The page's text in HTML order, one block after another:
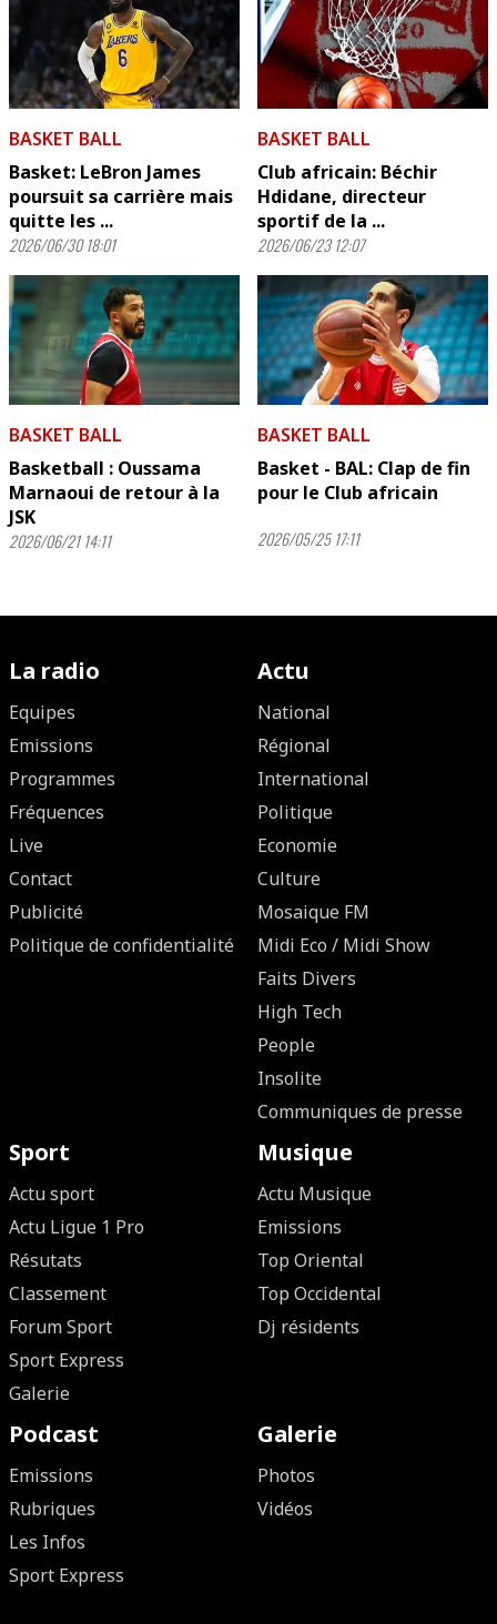
BASKET BALL
Basket: LeBron James
poursuit sa carrière mais
quitte les ...
2026/06/30 18:01
BASKET BALL
Club africain: Béchir
Hdidane, directeur
sportif de la ...
2026/06/23 12:07
BASKET BALL
Basketball : Oussama
Marnaoui de retour à la
JSK
2026/06/21 14:11
BASKET BALL
Basket - BAL: Clap de fin
pour le Club africain
2026/05/25 17:11
La radio
Equipes
Emissions
Programmes
Fréquences
Live
Contact
Publicité
Politique de confidentialité
Actu
National
Régional
International
Politique
Economie
Culture
Mosaique FM
Midi Eco / Midi Show
Faits Divers
High Tech
People
Insolite
Communiques de presse
Sport
Actu sport
Actu Ligue 1 Pro
Résutats
Classement
Forum Sport
Sport Express
Galerie
Musique
Actu Musique
Emissions
Top Oriental
Top Occidental
Dj résidents
Podcast
Emissions
Rubriques
Les Infos
Sport Express
Galerie
Photos
Vidéos